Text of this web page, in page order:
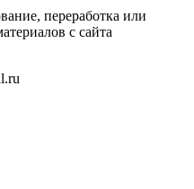
переработка или
с сайта